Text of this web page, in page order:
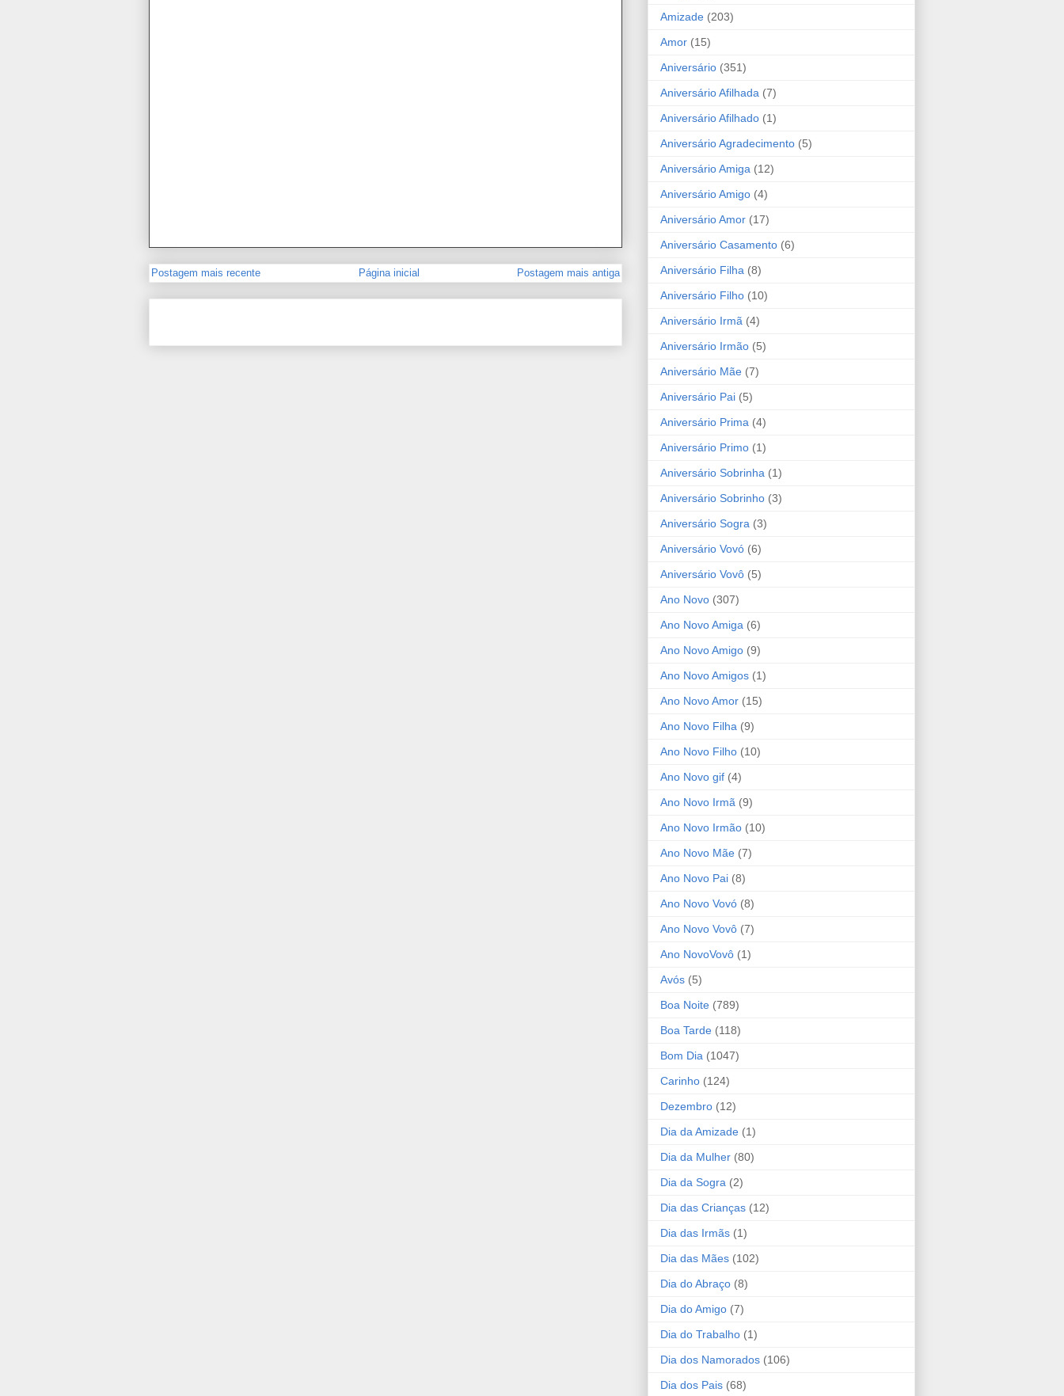
Postagem mais recente Postagem mais antiga
Página inicial
Amizade (203)
Amor (15)
Aniversário (351)
Aniversário Afilhada (7)
Aniversário Afilhado (1)
Aniversário Agradecimento (5)
Aniversário Amiga (12)
Aniversário Amigo (4)
Aniversário Amor (17)
Aniversário Casamento (6)
Aniversário Filha (8)
Aniversário Filho (10)
Aniversário Irmã (4)
Aniversário Irmão (5)
Aniversário Mãe (7)
Aniversário Pai (5)
Aniversário Prima (4)
Aniversário Primo (1)
Aniversário Sobrinha (1)
Aniversário Sobrinho (3)
Aniversário Sogra (3)
Aniversário Vovó (6)
Aniversário Vovô (5)
Ano Novo (307)
Ano Novo Amiga (6)
Ano Novo Amigo (9)
Ano Novo Amigos (1)
Ano Novo Amor (15)
Ano Novo Filha (9)
Ano Novo Filho (10)
Ano Novo gif (4)
Ano Novo Irmã (9)
Ano Novo Irmão (10)
Ano Novo Mãe (7)
Ano Novo Pai (8)
Ano Novo Vovó (8)
Ano Novo Vovô (7)
Ano NovoVovô (1)
Avós (5)
Boa Noite (789)
Boa Tarde (118)
Bom Dia (1047)
Carinho (124)
Dezembro (12)
Dia da Amizade (1)
Dia da Mulher (80)
Dia da Sogra (2)
Dia das Crianças (12)
Dia das Irmãs (1)
Dia das Mães (102)
Dia do Abraço (8)
Dia do Amigo (7)
Dia do Trabalho (1)
Dia dos Namorados (106)
Dia dos Pais (68)